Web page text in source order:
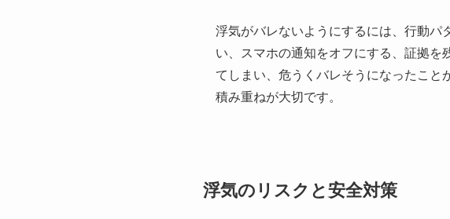
浮気がバレないようにするには、行動パ
い、スマホの通知をオフにする、証拠
てしまい、危うくバレそうになったこと
積み重ねが大切です。
浮気のリスクと安全対策